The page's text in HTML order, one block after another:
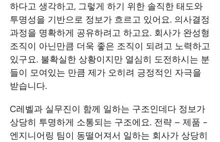
하다고 생각하고, 그렇게 하기 위한 솔직한 태도와
투명성을 기반으로 정보가 흐르고 있어요. 의사결정
과정을 명확하게 공유하려고 하고요. 회사가 완성형
조직이 아닌만큼 더욱 좋은 조직이 되려고 노력하고
있구요. 불확실한 상황이지만 열심히 도전하시는 분
들이 모여있는 만큼 제가 오히려 긍정적인 자극을
받습니다.
C레벨과 실무진이 함께 일하는 구조인데다 정보가
상당히 투명하게 소통되는 구조에요. 전략 – 제품 -
엔지니어링 팀이 동떨어져서 일하는 회사가 상당히